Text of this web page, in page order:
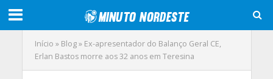
Início » Blog» Ex-apresentador do Balanço Geral CE,
Erlan Bastos morre aos 32 anos em Teresina